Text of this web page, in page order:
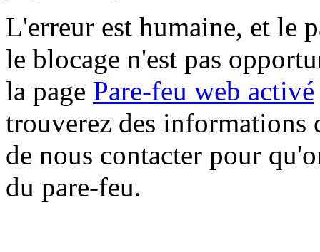
L'erreur est humaine, et le
le blocage n'est pas
la page Pare-feu web activé
trouverez des informations
de nous contacter pour
du pare-feu.